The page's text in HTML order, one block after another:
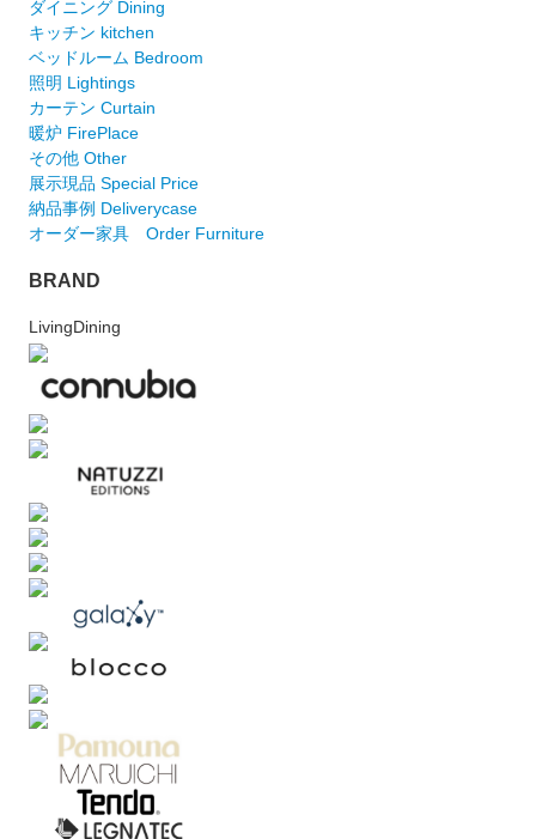
ダイニング Dining
キッチン kitchen
ベッドルーム Bedroom
照明 Lightings
カーテン Curtain
暖炉 FirePlace
その他 Other
展示現品 Special Price
納品事例 Deliverycase
オーダー家具 Order Furniture
BRAND
LivingDining